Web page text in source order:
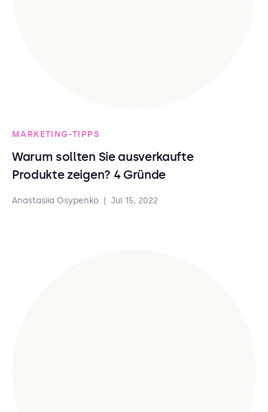
MARKETING-TIPPS
Warum sollten Sie ausverkaufte
Produkte zeigen? 4 Gründe
Anastasiia Osypenko Jul 15, 2022